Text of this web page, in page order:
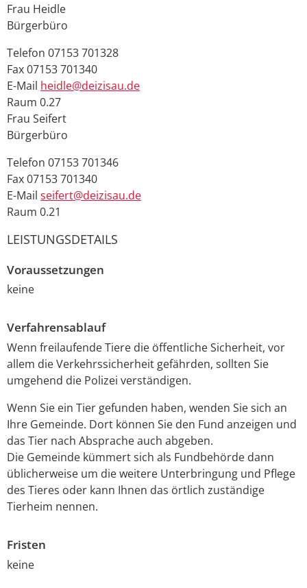
Frau Heidle
Bürgerbüro
Telefon 07153 701328
Fax07153 701340
E-Mail heidle@deizisau.de
Raum 0.27
Frau Seifert
Bürgerbüro
Telefon 07153 701346
Fax07153 701340
E-Mail seifert@deizisau.de
Raum 0.21
LEISTUNGSDETAILS
Voraussetzungen
keine
Verfahrensablauf
Wenn freilaufende Tiere die öffentliche Sicherheit, vor
allem die Verkehrssicherheit gefährden, sollten Sie
umgehend die Polizei verständigen.
Wenn Sie ein Tier gefunden haben, wenden Sie sich an
Ihre Gemeinde. Dort können Sie den Fund anzeigen und
das Tier nach Absprache auch abgeben.
Die Gemeinde kümmert sich als Fundbehörde dann
üblicherweise um die weitere Unterbringung und Pflege
des Tieres oder kann Ihnen das örtlich zuständige
Tierheim nennen.
Fristen
keine